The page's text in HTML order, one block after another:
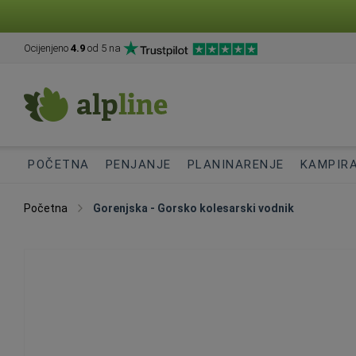
Ocijenjeno 4.9 od 5 na
POČETNA PENJANJE PLANINARENJE
Početna Gorenjska - Gorsko kolesarski vodnik